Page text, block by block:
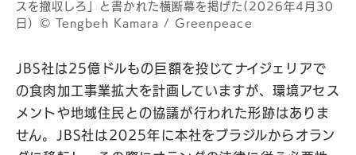
スを撤収しろ」と書かれた横断幕を掲げた(2026年4月30
日）© Tengbeh Kamara / Greenpeace
JBS社は25億ドルもの巨額を投じてナイジェリアで
の食肉加工事業拡大を計画していますが、環境アセス
メントや地域住民との協議が行われた形跡はありま
せん。JBS社は2025年に本社をブラジルからオラン